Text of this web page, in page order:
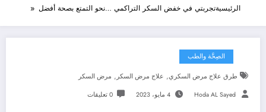
الرئيسيةتجربتي في خفض السكر التراكمي …نحو التمتع بصحة أفضل
الصِحَّة والطب
طرق علاج مرض السكري, علاج مرض السكر , مرض السكر
Hoda AL Sayed 4 مايو، 2023 0 تعليقات